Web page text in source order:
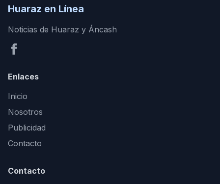
Huaraz en Línea
Noticias de Huaraz y Áncash
Enlaces
Inicio
Nosotros
Publicidad
Contacto
Contacto